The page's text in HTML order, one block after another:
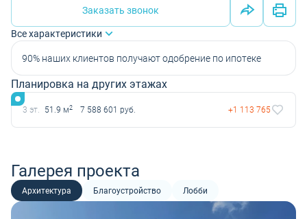
Заказать звонок
Все характеристики
90% наших клиентов получают одобрение по ипотеке
Планировка на других этажах
3 эт. 51.9 м2 7 588 601 руб. +1 113 765
Галерея проекта
Архитектура Благоустройство Лобби